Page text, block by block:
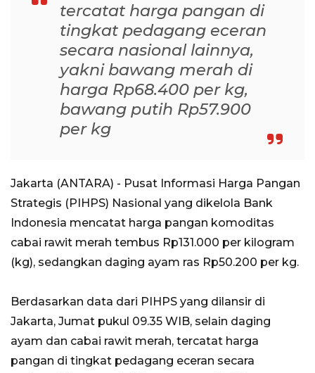
tercatat harga pangan di
tingkat pedagang eceran
secara nasional lainnya,
yakni bawang merah di
harga Rp68.400 per kg,
bawang putih Rp57.900
per kg
Jakarta (ANTARA) - Pusat Informasi Harga Pangan
Strategis (PIHPS) Nasional yang dikelola Bank
Indonesia mencatat harga pangan komoditas
cabai rawit merah tembus Rp131.000 per kilogram
(kg), sedangkan daging ayam ras Rp50.200 per kg.
Berdasarkan data dari PIHPS yang dilansir di
Jakarta, Jumat pukul 09.35 WIB, selain daging
ayam dan cabai rawit merah, tercatat harga
pangan di tingkat pedagang eceran secara